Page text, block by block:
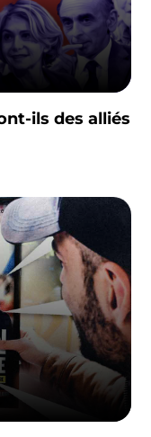
ils des alliés